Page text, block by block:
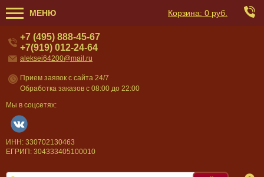
МЕНЮ Корзина: 0 руб.
+7 (495) 888-45-67
+7(919) 012-24-64
aleksei64200@mail.ru
Прием заявок с сайта 24/7
Обработка заказов с 08:00 до 22:00
Мы в соцсетях:
ИНН: 330702130463
ЕГРИП: 304333405100010